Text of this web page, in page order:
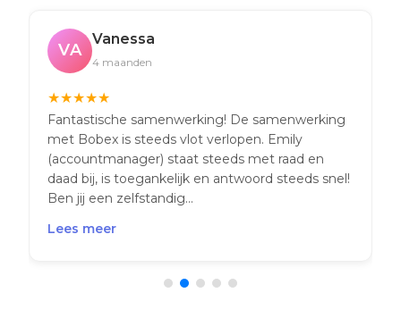
VA
Vanessa
4 maanden
★★★★★
Fantastische samenwerking! De samenwerking
met Bobex is steeds vlot verlopen. Emily
(accountmanager) staat steeds met raad en
daad bij, is toegankelijk en antwoord steeds snel!
Ben jij een zelfstandig...
Lees meer